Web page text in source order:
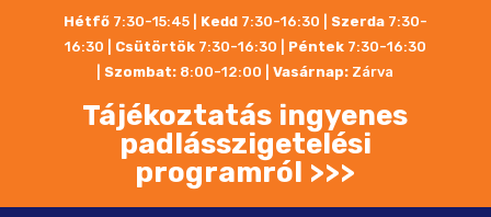
Hétfő7:30-15:45 | Kedd7:30-16:30 | Szerda7:30-
16:30 | Csütörtök7:30-16:30 | Péntek7:30-16:30
|Szombat: 8:00-12:00 |Vasárnap: Zárva
Tájékoztatás ingyenes
padlásszigetelési
programról >>>